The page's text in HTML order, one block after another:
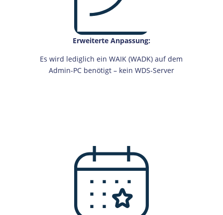
Erweiterte Anpassung:
Es wird lediglich ein WAIK (WADK) auf dem
Admin-PC benötigt – kein WDS-Server